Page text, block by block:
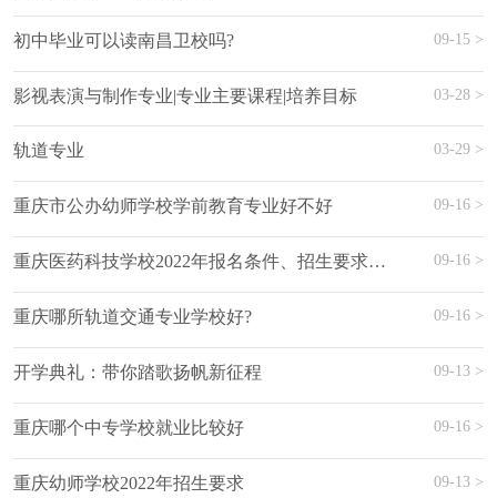
初中毕业可以读南昌卫校吗? 09-15 >
影视表演与制作专业|专业主要课程|培养目标 03-28 >
轨道专业 03-29 >
重庆市公办幼师学校学前教育专业好不好 09-16 >
重庆医药科技学校2022年报名条件、招生要求、招生对象 09-16 >
重庆哪所轨道交通专业学校好? 09-16 >
开学典礼：带你踏歌扬帆新征程 09-13 >
重庆哪个中专学校就业比较好 09-16 >
重庆幼师学校2022年招生要求 09-13 >